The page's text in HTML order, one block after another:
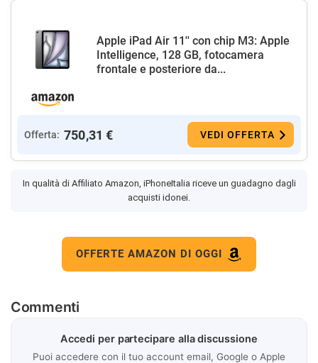
Apple iPad Air 11'' con chip M3: Apple
Intelligence, 128 GB, fotocamera
frontale e posteriore da...
Offerta: 750,31 € VEDI OFFERTA
In qualità di Affiliato Amazon, iPhoneItalia riceve un guadagno dagli
acquisti idonei.
OFFERTE AMAZON DI OGGI
Commenti
Accedi per partecipare alla discussione
Puoi accedere con il tuo account email, Google o Apple